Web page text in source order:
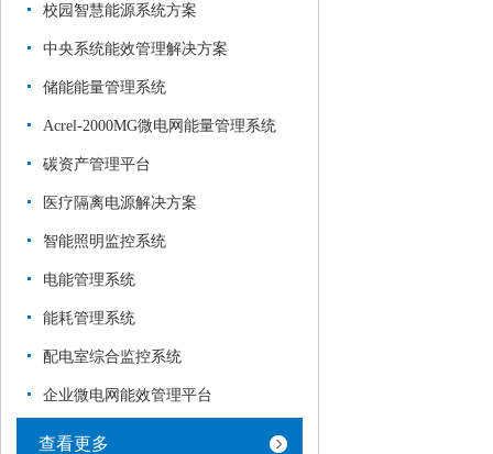
校园智慧能源系统方案
中央系统能效管理解决方案
储能能量管理系统
Acrel-2000MG微电网能量管理系统
碳资产管理平台
医疗隔离电源解决方案
智能照明监控系统
电能管理系统
能耗管理系统
配电室综合监控系统
企业微电网能效管理平台
查看更多